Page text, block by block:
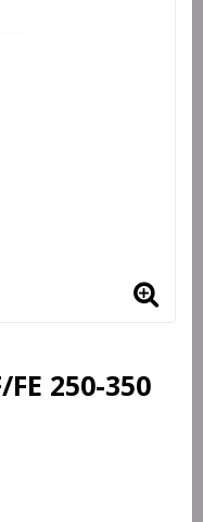
FE 250-350